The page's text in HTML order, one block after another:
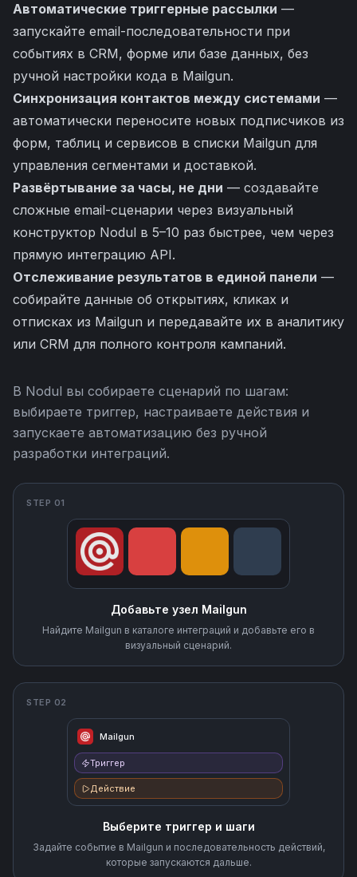
Автоматические триггерные рассылки —
запускайте email-последовательности при
событиях в CRM, форме или базе данных, без
ручной настройки кода в Mailgun.
Синхронизация контактов между системами —
автоматически переносите новых подписчиков из
форм, таблиц и сервисов в списки Mailgun для
управления сегментами и доставкой.
Развёртывание за часы, не дни — создавайте
сложные email-сценарии через визуальный
конструктор Nodul в 5–10 раз быстрее, чем через
прямую интеграцию API.
Отслеживание результатов в единой панели —
собирайте данные об открытиях, кликах и
отписках из Mailgun и передавайте их в аналитику
или CRM для полного контроля кампаний.
В Nodul вы собираете сценарий по шагам:
выбираете триггер, настраиваете действия и
запускаете автоматизацию без ручной
разработки интеграций.
STEP 01
Добавьте узел Mailgun
Найдите Mailgun в каталоге интеграций и добавьте его в
визуальный сценарий.
STEP 02
Mailgun
Триггер
Действие
Выберите триггер и шаги
Задайте событие в Mailgun и последовательность действий,
которые запускаются дальше.